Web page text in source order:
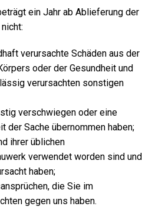
ein Jahr ab Ablieferung der
verursachte Schäden aus der
oder der Gesundheit und
verursachten sonstigen
verschwiegen oder eine
der Sache übernommen haben;
ihrer üblichen
verwendet worden sind und
haben;
die Sie im
gegen uns haben.